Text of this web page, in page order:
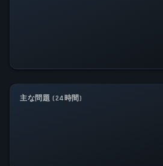
主な問題 (24時間)